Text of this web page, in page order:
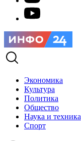
Экономика
Культура
Политика
Общество
Наука и техника
Спорт